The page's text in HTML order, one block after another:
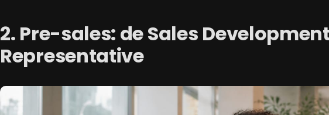
2. Pre-sales: de Sales Development
Representative